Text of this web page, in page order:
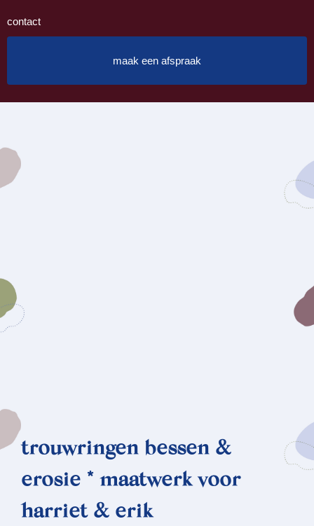
contact
maak een afspraak
trouwringen bessen &
erosie * maatwerk voor
harriet & erik